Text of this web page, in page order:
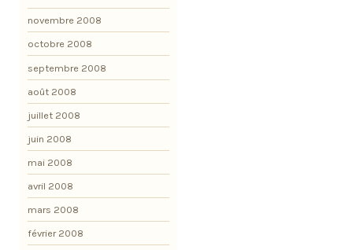
novembre 2008
octobre 2008
septembre 2008
août 2008
juillet 2008
juin 2008
mai 2008
avril 2008
mars 2008
février 2008